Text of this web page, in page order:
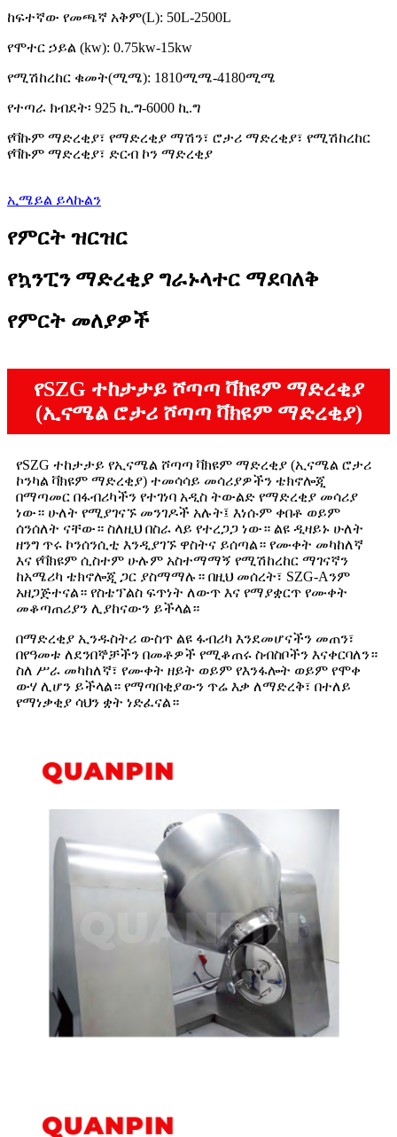
ከፍተኛው የመጫኛ አቅም(L): 50L-2500L
የሞተር ኃይል (kw): 0.75kw-15kw
የሚሽከረከር ቁመት(ሚሜ): 1810ሚሜ-4180ሚሜ
የተጣራ ክብደት፡ 925 ኪ.ግ-6000 ኪ.ግ
የቫኩም ማድረቂያ፣ የማድረቂያ ማሽን፣ ሮታሪ ማድረቂያ፣ የሚሽከረከር
የቫኩም ማድረቂያ፣ ድርብ ኮን ማድረቂያ
ኢሜይል ይላኩልን
የምርት ዝርዝር
የኳንፒን ማድረቂያ ግራኑላተር ማደባለቅ
የምርት መለያዎች
የSZG ተከታታይ ሾጣጣ ቫክዩም ማድረቂያ
(ኢናሜል ሮታሪ ሾጣጣ ቫክዩም ማድረቂያ)
የSZG ተከታታይ የኢናሜል ሾጣጣ ቫክዩም ማድረቂያ (ኢናሜል ሮታሪ
ኮንካል ቫክዩም ማድረቂያ) ተመሳሳይ መሳሪያዎችን ቴክኖሎጂ
በማጣመር በፋብሪካችን የተገነባ አዲስ ትውልድ የማድረቂያ መሳሪያ
ነው። ሁለት የሚያገናኙ መንገዶች አሉት፤ እነሱም ቀበቶ ወይም
ሰንሰለት ናቸው። ስለዚህ በስራ ላይ የተረጋጋ ነው። ልዩ ዲዛይኑ ሁለት
ዘንግ ጥሩ ኮንሰንሲቲ እንዲያገኙ ዋስትና ይሰጣል። የሙቀት መካከለኛ
እና የቫክዩም ሲስተም ሁሉም አስተማማኝ የሚሽከረከር ማገናኛን
ከአሜሪካ ቴክኖሎጂ ጋር ያስማማሉ። በዚህ መሰረት፣ SZG-Aንም
አዘጋጅተናል። የስቴፕልስ ፍጥነት ለውጥ እና የማያቋርጥ የሙቀት
መቆጣጠሪያን ሊያከናውን ይችላል።
በማድረቂያ ኢንዱስትሪ ውስጥ ልዩ ፋብሪካ እንደመሆናችን መጠን፣
በየዓመቱ ለደንበኞቻችን በመቶዎች የሚቆጠሩ ስብስቦችን እናቀርባለን።
ስለ ሥራ መካከለኛ፣ የሙቀት ዘይት ወይም የእንፋሎት ወይም የሞቀ
ውሃ ሊሆን ይችላል። የማጣበቂያውን ጥሬ እቃ ለማድረቅ፣ በተለይ
የማነቃቂያ ሳህን ቋት ነድፈናል።